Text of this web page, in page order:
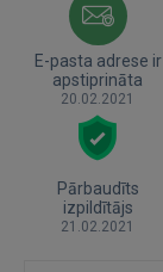
E-pasta adrese ir
apstiprināta
20.02.2021
Pārbaudīts
izpildītājs
21.02.2021